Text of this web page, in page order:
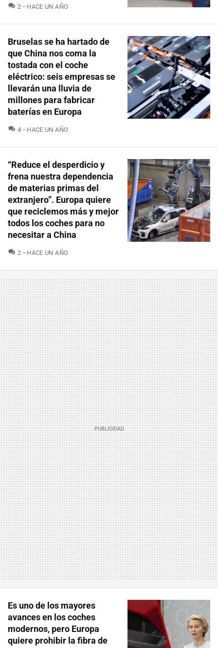
2 COMENTARIOS
HACE UN AÑO
Bruselas se ha hartado de
que China nos coma la
tostada con el coche
eléctrico: seis empresas se
llevarán una lluvia de
millones para fabricar
baterías en Europa
4 COMENTARIOS
HACE UN AÑO
“Reduce el desperdicio y
frena nuestra dependencia
de materias primas del
extranjero”. Europa quiere
que reciclemos más y mejor
todos los coches para no
necesitar a China
2 COMENTARIOS
HACE UN AÑO
Es uno de los mayores
avances en los coches
modernos, pero Europa
quiere prohibir la fibra de